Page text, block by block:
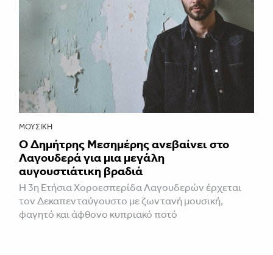
ΜΟΥΣΙΚΉ
Ο Δημήτρης Μεσημέρης ανεβαίνει στο
Λαγουδερά για μια μεγάλη
αυγουστιάτικη βραδιά
Η 3η Ετήσια Χοροεσπερίδα Λαγουδερών έρχεται
τον Δεκαπενταύγουστο με ζωντανή μουσική,
φαγητό και άφθονο κυπριακό ποτό